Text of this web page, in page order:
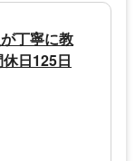
丁寧に教
日125日